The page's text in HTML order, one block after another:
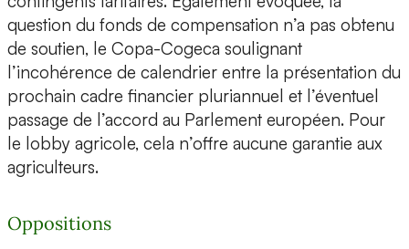
question du fonds de compensation n’a pas obtenu
de soutien, le Copa-Cogeca soulignant
l’incohérence de calendrier entre la présentation du
prochain cadre financier pluriannuel et l’éventuel
passage de l’accord au Parlement européen. Pour
le lobby agricole, cela n’offre aucune garantie aux
agriculteurs.
Oppositions